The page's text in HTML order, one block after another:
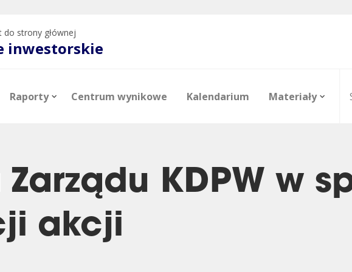
do strony głównej
inwestorskie
Profil firmy
Notowania
Raporty
Raporty bieżące
Centrum wynikowe Kalendarium Materiały
Materiały video
Zarządu KDPW w
akcji